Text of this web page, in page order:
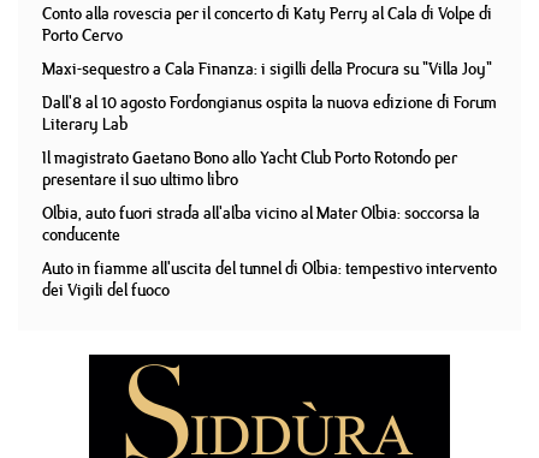
Conto alla rovescia per il concerto di Katy Perry al Cala di Volpe di
Porto Cervo
Maxi-sequestro a Cala Finanza: i sigilli della Procura su "Villa Joy"
Dall'8 al 10 agosto Fordongianus ospita la nuova edizione di Forum
Literary Lab
Il magistrato Gaetano Bono allo Yacht Club Porto Rotondo per
presentare il suo ultimo libro
Olbia, auto fuori strada all'alba vicino al Mater Olbia: soccorsa la
conducente
Auto in fiamme all'uscita del tunnel di Olbia: tempestivo intervento
dei Vigili del fuoco